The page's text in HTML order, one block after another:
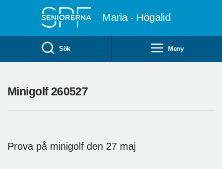
Maria - Högalid
Sök Meny
Minigolf 260527
Prova på minigolf den 27 maj